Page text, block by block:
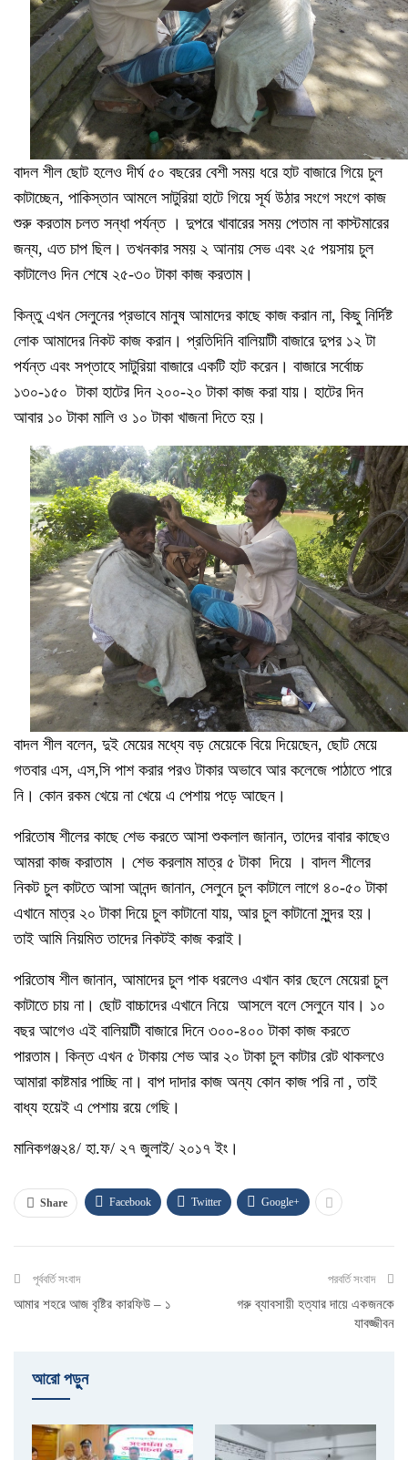
বাদল শীল ছোট হলেও দীর্ঘ ৫০ বছরের বেশী সময় ধরে হাট বাজারে গিয়ে চুল
কাটাচ্ছেন, পাকিস্তান আমলে সাটুরিয়া হাটে গিয়ে সূর্য উঠার সংগে সংগে কাজ
শুরু করতাম চলত সন্ধা পর্যন্ত । দুপরে খাবারের সময় পেতাম না কাস্টমারের
জন্য, এত চাপ ছিল। তখনকার সময় ২ আনায় সেভ এবং ২৫ পয়সায় চুল
কাটালেও দিন শেষে ২৫-৩০ টাকা কাজ করতাম।
কিন্তু এখন সেলুনের প্রভাবে মানুষ আমাদের কাছে কাজ করান না, কিছু নির্দিষ্ট
লোক আমাদের নিকট কাজ করান। প্রতিদিনি বালিয়াটী বাজারে দুপর ১২ টা
পর্যন্ত এবং সপ্তাহে সাটুরিয়া বাজারে একটি হাট করেন। বাজারে সর্বোচ্চ
১৩০-১৫০ টাকা হাটের দিন ২০০-২০ টাকা কাজ করা যায়। হাটের দিন
আবার ১০ টাকা মালি ও ১০ টাকা খাজনা দিতে হয়।
বাদল শীল বলেন, দুই মেয়ের মধ্যে বড় মেয়েকে বিয়ে দিয়েছেন, ছোট মেয়ে
গতবার এস, এস,সি পাশ করার পরও টাকার অভাবে আর কলেজে পাঠাতে পারে
নি। কোন রকম খেয়ে না খেয়ে এ পেশায় পড়ে আছেন।
পরিতোষ শীলের কাছে শেভ করতে আসা শুকলাল জানান, তাদের বাবার কাছেও
আমরা কাজ করাতাম । শেভ করলাম মাত্র ৫ টাকা দিয়ে । বাদল শীলের
নিকট চুল কাটতে আসা আনন্দ জানান, সেলুনে চুল কাটালে লাগে ৪০-৫০ টাকা
এখানে মাত্র ২০ টাকা দিয়ে চুল কাটানো যায়, আর চুল কাটানো সুন্দর হয়।
তাই আমি নিয়মিত তাদের নিকটই কাজ করাই।
পরিতোষ শীল জানান, আমাদের চুল পাক ধরলেও এখান কার ছেলে মেয়েরা চুল
কাটাতে চায় না। ছোট বাচ্চাদের এখানে নিয়ে আসলে বলে সেলুনে যাব। ১০
বছর আগেও এই বালিয়াটী বাজারে দিনে ৩০০-৪০০ টাকা কাজ করতে
পারতাম। কিন্ত এখন ৫ টাকায় শেভ আর ২০ টাকা চুল কাটার রেট থাকলওে
আমারা কাষ্টমার পাচ্ছি না। বাপ দাদার কাজ অন্য কোন কাজ পরি না , তাই
বাধ্য হয়েই এ পেশায় রয়ে গেছি।
মানিকগঞ্জ২৪/ হা.ফ/ ২৭ জুলাই/ ২০১৭ ইং।
Share Facebook Twitter Google+
পূর্ববর্তি সংবাদ
আমার শহরে আজ বৃষ্টির কারফিউ – ১
পরবর্তি সংবাদ
গরু ব্যাবসায়ী হত্যার দায়ে একজনকে
যাবজ্জীবন
আরো পড়ুুন